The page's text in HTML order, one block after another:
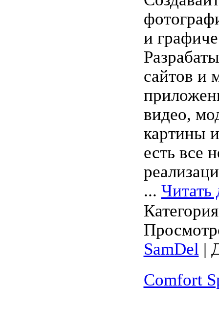
и
сайтов и
видео,
картины
есть все
... Читать
SamDel |
Comfort